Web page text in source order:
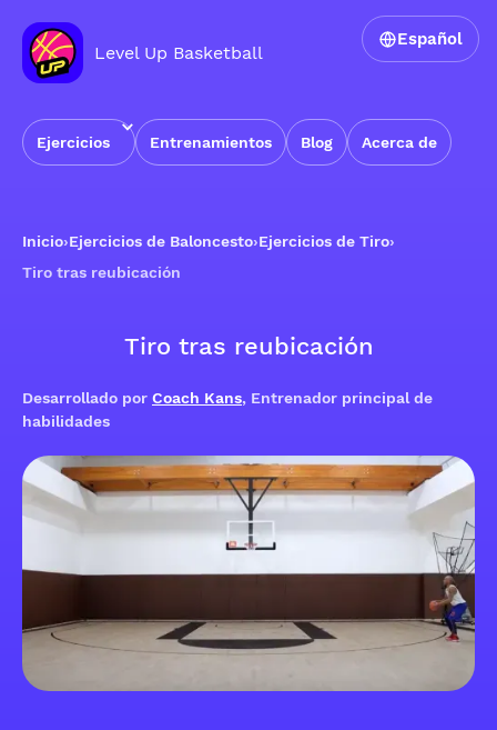
Level Up Basketball
Ejercicios Entrenamientos Blog Acerca de
Español
Inicio›Ejercicios de Baloncesto›Ejercicios de Tiro›
Tiro tras reubicación
Tiro tras reubicación
Desarrollado por Coach Kans, Entrenador principal de
habilidades